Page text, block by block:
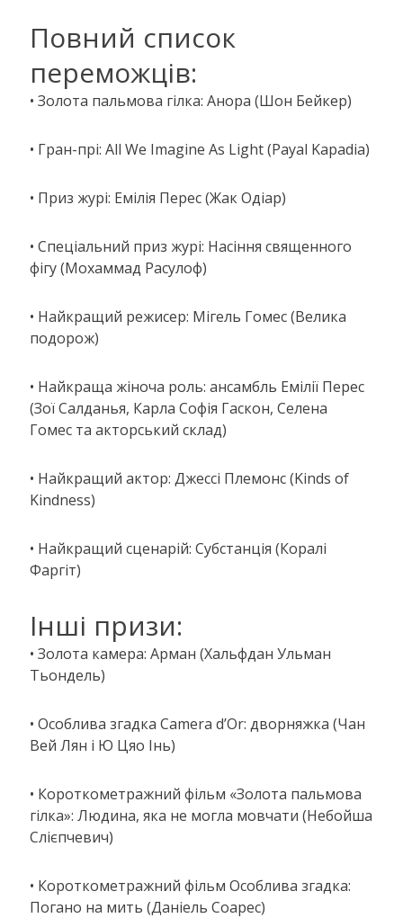
Повний список
переможців:
• Золота пальмова гілка: Анора (Шон Бейкер)
• Гран-прі: All We Imagine As Light (Payal Kapadia)
• Приз журі: Емілія Перес (Жак Одіар)
• Спеціальний приз журі: Насіння священного
фігу (Мохаммад Расулоф)
• Найкращий режисер: Мігель Гомес (Велика
подорож)
• Найкраща жіноча роль: ансамбль Емілії Перес
(Зої Салданья, Карла Софія Гаскон, Селена
Гомес та акторський склад)
• Найкращий актор: Джессі Племонс (Kinds of
Kindness)
• Найкращий сценарій: Субстанція (Коралі
Фаргіт)
Інші призи:
• Золота камера: Арман (Хальфдан Ульман
Тьондель)
• Особлива згадка Camera d’Or: дворняжка (Чан
Вей Лян і Ю Цяо Інь)
• Короткометражний фільм «Золота пальмова
гілка»: Людина, яка не могла мовчати (Небойша
Слієпчевич)
• Короткометражний фільм Особлива згадка:
Погано на мить (Даніель Соарес)